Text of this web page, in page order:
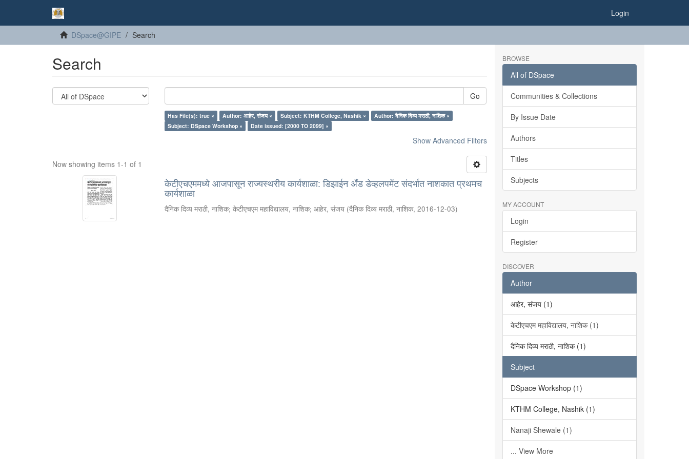
Login
DSpace@GIPE Search
Search
Go
Has File(s): true × Author: आहेर, संजय × Subject: KTHM College, Nashik ×
Author: दैनिक दिव्य मराठी, नाशिक ×
Subject: DSpace Workshop ×
Date issued: [2000 TO 2099] ×
Show Advanced Filters
Now showing items 1-1 of 1
केटीएचएममध्ये आजपासून राज्यस्थरीय कार्यशाळा: डिझाईन अँड डेव्हलपमेंट संदर्भात नाशकात प्रथमच
कार्यशाळा
दैनिक दिव्य मराठी, नाशिक;केटीएचएम महाविद्यालय, नाशिक;आहेर, संजय (दैनिक दिव्य मराठी, नाशिक,2016-12-03)
BROWSE
All of DSpace
Communities & Collections
By Issue Date
Authors
Titles
Subjects
MY ACCOUNT
Login
Register
DISCOVER
Author
आहेर, संजय (1)
केटीएचएम महाविद्यालय, नाशिक (1)
दैनिक दिव्य मराठी, नाशिक (1)
Subject
DSpace Workshop (1)
KTHM College, Nashik (1)
Nanaji Shewale (1)
... View More